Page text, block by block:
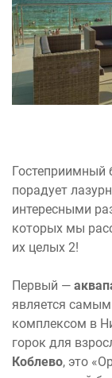
Гостеприимный
порадует
интересными
которых мы
их целых 2!
Первый —
является
комплексом в
горок для
Коблево, это